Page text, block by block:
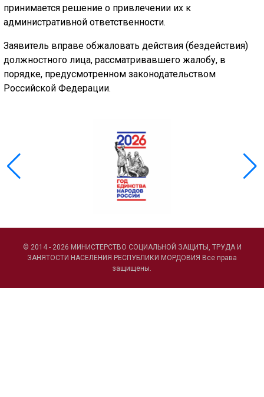
принимается решение о привлечении их к
административной ответственности.
Заявитель вправе обжаловать действия (бездействия)
должностного лица, рассматривавшего жалобу, в
порядке, предусмотренном законодательством
Российской Федерации.
© 2014 - 2026 МИНИСТЕРСТВО СОЦИАЛЬНОЙ ЗАЩИТЫ, ТРУДА И
ЗАНЯТОСТИ НАСЕЛЕНИЯ РЕСПУБЛИКИ МОРДОВИЯ Все права
защищены.